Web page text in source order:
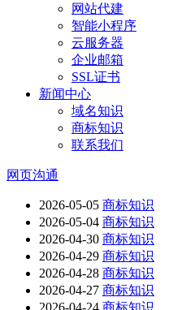
网站代建
智能小程序
云服务器
企业邮箱
SSL证书
新闻中心
域名知识
商标知识
联系我们
网页沟通
2026-05-05 商标知识
2026-05-04 商标知识
2026-04-30 商标知识
2026-04-29 商标知识
2026-04-28 商标知识
2026-04-27 商标知识
2026-04-24 商标知识